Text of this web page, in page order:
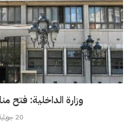
وزارة الداخلية: فتح
20 جويلية، 2026